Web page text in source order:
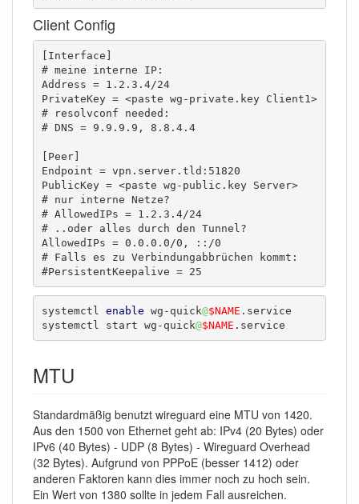
Client Config
[Interface]
# meine interne IP:
Address = 1.2.3.4/24
PrivateKey = <paste wg-
# resolvconf needed:
# DNS = 9.9.9.9, 8.8.4.4
[Peer]
Endpoint = vpn.server.tld:51820
PublicKey = <paste wg-public.key Server>
# nur interne Netze?
# AllowedIPs = 1.2.3.4/24
# ..oder alles durch den Tunnel?
AllowedIPs = 0.0.0.0/0, ::/0
# Falls es zu Verbindungabbrüchen kommt:
#PersistentKeepalive = 25
systemctl enable wg-quick@$NAME .service
systemctl start wg-quick@$NAME .service
MTU
Standardmäßig benutzt wireguard eine MTU von 1420.
Aus den 1500 von Ethernet geht ab: IPv4 (20 Bytes) oder
IPv6 (40 Bytes) - UDP (8 Bytes) - Wireguard Overhead
(32 Bytes). Aufgrund von PPPoE (besser 1412) oder
anderen Faktoren kann dies immer noch zu hoch sein.
Ein Wert von 1380 sollte in jedem Fall ausreichen.